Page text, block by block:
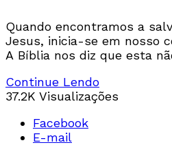
Quando encontramos a
Jesus, inicia-se em nosso
A Bíblia nos diz que esta
Continue Lendo
37.2K Visualizações
Facebook
E-mail